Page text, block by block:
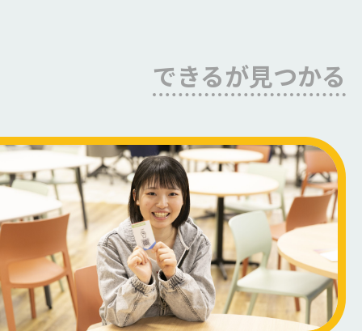
できるが見つかる